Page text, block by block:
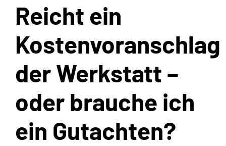
Leistungen
Einsatzgebiete
Über Mich
Reicht ein
Kostenvoranschlag
der Werkstatt –
oder brauche ich
ein Gutachten?